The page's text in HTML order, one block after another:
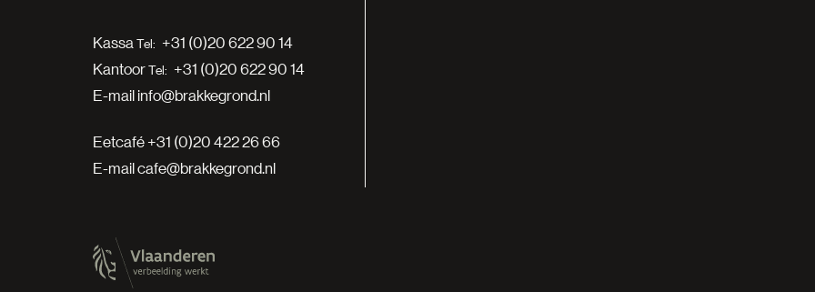
Kassa
+31 (0)20 622 90 14
Kantoor
+31 (0)20 622 90 14
E-mailinfo@brakkegrond.nl
Eetcafé+31 (0)20 422 26 66
E-mailcafe@brakkegrond.nl